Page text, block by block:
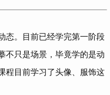
态。目前已经学完第一阶段
不只是场景，毕竟学的是动
程目前学习了头像、服饰这